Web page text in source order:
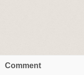
Comment